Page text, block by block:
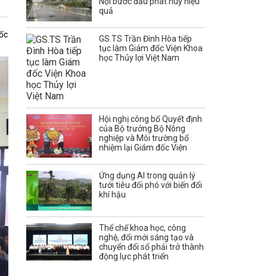
quả
GS.TS Trần Đình Hòa tiếp
tục làm Giám đốc Viện Khoa
học Thủy lợi Việt Nam
Hội nghị công bố Quyết định
của Bộ trưởng Bộ Nông
nghiệp và Môi trường bổ
nhiệm lại Giám đốc Viện
Ứng dụng AI trong quản lý
tưới tiêu đối phó với biến đổi
khí hậu
Thể chế khoa học, công
nghệ, đổi mới sáng tạo và
chuyển đổi số phải trở thành
động lực phát triển